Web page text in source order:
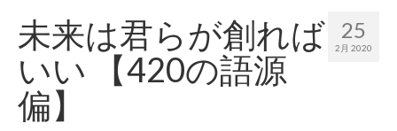
420 shibuya_info
420 shibuya_access
420 shibuya_shop
25
2月 2020
未来は君らが創れば
いい 【420の語源
偏】